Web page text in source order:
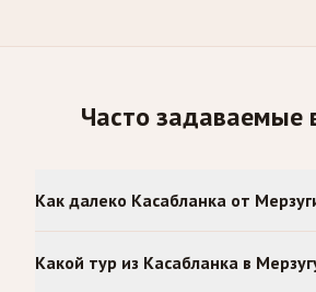
Часто задаваемые
Как далеко Касабланка от
Какой тур из Касабланка в